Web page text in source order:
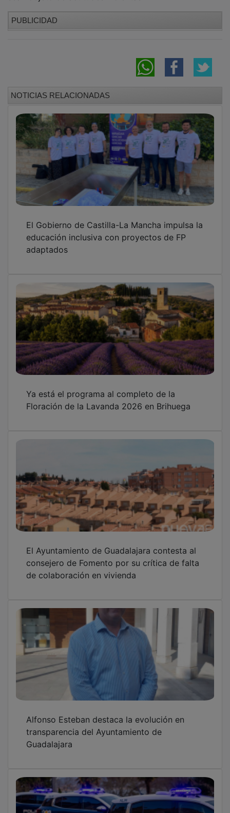
El Gobierno de Castilla-La Mancha impulsa la
educación inclusiva con proyectos de FP
Ya está el programa al completo de la
Floración de la Lavanda 2026 en Brihuega
El Ayuntamiento de Guadalajara contesta al
consejero de Fomento por su crítica de falta
de colaboración en vivienda
Alfonso Esteban destaca la evolución en
transparencia del Ayuntamiento de
Guadalajara
Desarticulada una red de estafa piramidal
con criptomonedas que defraudó 300.000
euros a más de 120 inversores